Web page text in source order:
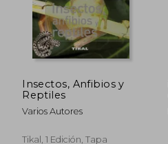
S/ 53,29
Insectos, Anfibios y
Reptiles
Varios Autores
Tikal, 1 Edición, Tapa